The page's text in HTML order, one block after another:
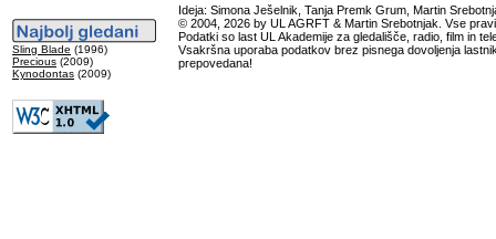
Sling Blade (1996)
Precious (2009)
Kynodontas (2009)
Ideja: Simona Ješelnik, Tanja Premk Grum, Martin
© 2004, 2026 by UL AGRFT & Martin Srebotnjak. Vse
Podatki so last UL Akademije za gledališče, radio, film in
Vsakršna uporaba podatkov brez pisnega dovoljenja
prepovedana!